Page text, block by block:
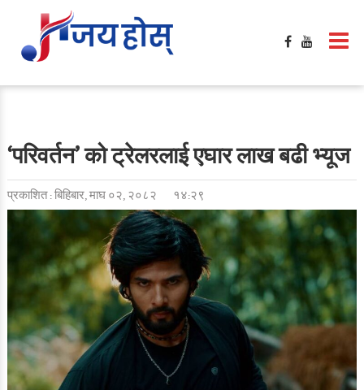
‘परिवर्तन’ को ट्रेलरलाई एघार लाख बढी भ्यूज
प्रकाशित : बिहिबार, माघ ०२, २०८२ १४:२९